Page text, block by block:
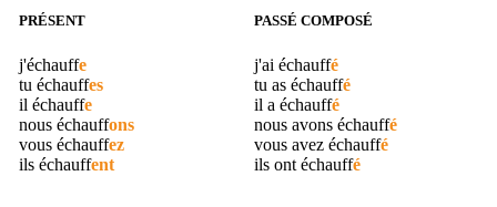
PRÉSENT
j'échauffe
tu échauffes
il échauffe
nous échauffons
vous échauffez
ils échauffent
PASSÉ COMPOSÉ
j'ai échauffé
tu as échauffé
il a échauffé
nous avons échauffé
vous avez échauffé
ils ont échauffé